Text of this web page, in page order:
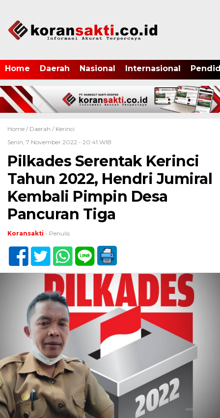
Home Daerah Nasional Internasional
Home / Daerah / Kerinci
Senin, 7 November 2022 - 20:41 WIB
Pilkades Serentak Kerinci
Tahun 2022, Hendri Jumiral
Kembali Pimpin Desa
Pancuran Tiga
Koransakti - Penulis